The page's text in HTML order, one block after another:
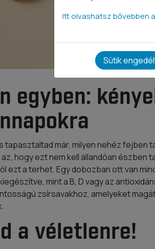
egyben:
tapasztaltad már, milyen nehéz fejben
az, hogy ezt nem kell állandóan észben
ezt a terhet. Egy dobozban ott van
mint a B, D vagy az
zsírsavakhoz, amelyeket
a véletlenre!
Itt olvashatsz bővebben
Sütik